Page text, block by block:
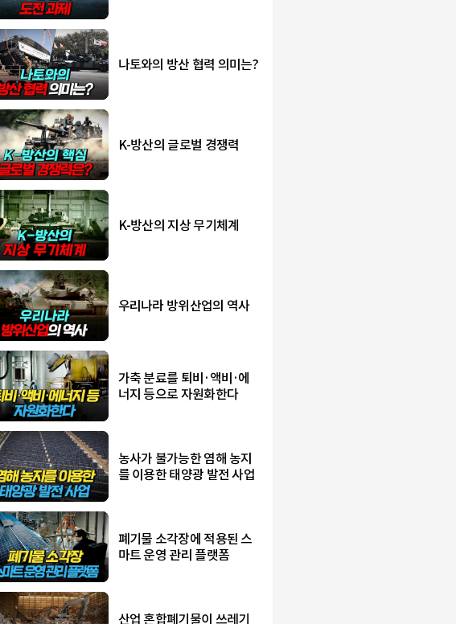
나토와의 방산 협력 의미는?
K-방산의 글로벌 경쟁력
K-방산의 지상 무기체계
우리나라 방위산업의 역사
가축 분료를 퇴비·액비·에
너지 등으로 자원화한다
농사가 불가능한 염해 농지
를 이용한 태양광 발전 사업
폐기물 소각장에 적용된 스
마트 운영 관리 플랫폼
산업 혼합폐기물이 쓰레기